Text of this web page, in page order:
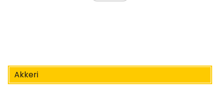
Akkeri